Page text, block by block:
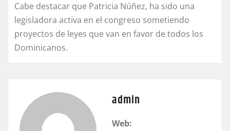
Cabe destacar que Patricia Núñez, ha sido una
legisladora activa en el congreso sometiendo
proyectos de leyes que van en favor de todos los
Dominicanos.
admin
Web: